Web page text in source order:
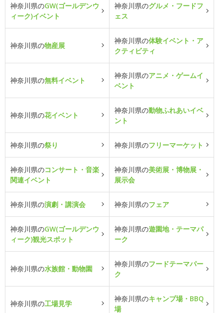
神奈川県のGW(ゴールデンウ
ィーク)イベント
神奈川県のグルメ・フードフ
ェス
神奈川県の物産展
神奈川県の体験イベント・ア
クティビティ
神奈川県の無料イベント
神奈川県のアニメ・ゲームイ
ベント
神奈川県の花イベント
神奈川県の動物ふれあいイベ
ント
神奈川県の祭り 神奈川県のフリーマーケット
神奈川県のコンサート・音楽
関連イベント
神奈川県の美術展・博物展・
展示会
神奈川県の演劇・講演会 神奈川県のフェア
神奈川県のGW(ゴールデンウ
ィーク)観光スポット
神奈川県の遊園地・テーマパ
ーク
神奈川県の水族館・動物園
神奈川県のフードテーマパー
ク
神奈川県の工場見学
神奈川県のキャンプ場・BBQ
場